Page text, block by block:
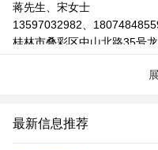
蒋先生、宋女士
13597032982、
桂林市叠彩区中山北路35号
最新信息推荐